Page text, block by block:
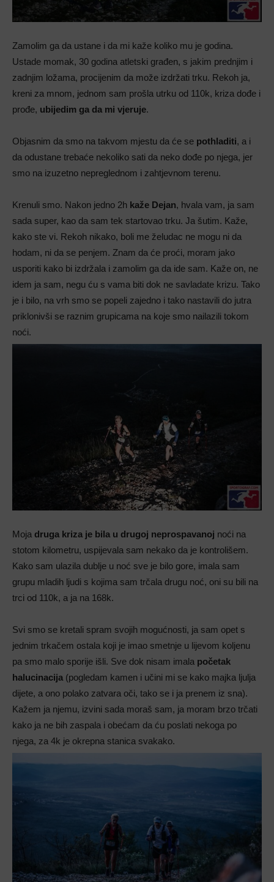
Zamolim ga da ustane i da mi kaže koliko mu je godina.
Ustade momak, 30 godina atletski građen, s jakim prednjim i
zadnjim ložama, procijenim da može izdržati trku. Rekoh ja,
kreni za mnom, jednom sam prošla utrku od 110k, kriza dođe i
prođe, ubijedim ga da mi vjeruje.
Objasnim da smo na takvom mjestu da će se pothladiti, a i
da odustane trebaće nekoliko sati da neko dođe po njega, jer
smo na izuzetno nepreglednom i zahtjevnom terenu.
Krenuli smo. Nakon jedno 2h kaže Dejan, hvala vam, ja sam
sada super, kao da sam tek startovao trku. Ja šutim. Kaže,
kako ste vi. Rekoh nikako, boli me želudac ne mogu ni da
hodam, ni da se penjem. Znam da će proći, moram jako
usporiti kako bi izdržala i zamolim ga da ide sam. Kaže on, ne
idem ja sam, negu ću s vama biti dok ne savladate krizu. Tako
je i bilo, na vrh smo se popeli zajedno i tako nastavili do jutra
priklonivši se raznim grupicama na koje smo nailazili tokom
noći.
Moja druga kriza je bila u drugoj neprospavanoj noći na
stotom kilometru, uspijevala sam nekako da je kontrolišem.
Kako sam ulazila dublje u noć sve je bilo gore, imala sam
grupu mladih ljudi s kojima sam trčala drugu noć, oni su bili na
trci od 110k, a ja na 168k.
Svi smo se kretali spram svojih mogućnosti, ja sam opet s
jednim trkačem ostala koji je imao smetnje u lijevom koljenu
pa smo malo sporije išli. Sve dok nisam imala početak
halucinacija (pogledam kamen i učini mi se kako majka ljulja
dijete, a ono polako zatvara oči, tako se i ja prenem iz sna).
Kažem ja njemu, izvini sada moraš sam, ja moram brzo trčati
kako ja ne bih zaspala i obećam da ću poslati nekoga po
njega, za 4k je okrepna stanica svakako.